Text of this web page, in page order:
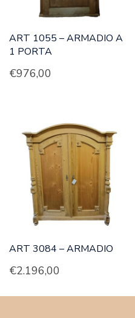
ART 1055 – ARMADIO A
1 PORTA
€976,00
ART 3084 – ARMADIO
€2.196,00